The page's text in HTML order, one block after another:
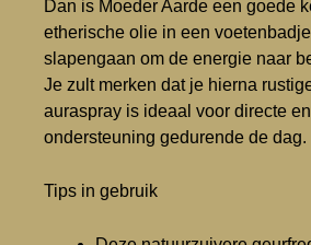
Dan is Moeder Aarde een goede
etherische olie in een
slapengaan om de energie naar
Je zult merken dat je hierna
auraspray is ideaal voor directe
ondersteuning gedurende de dag.
Tips in gebruik